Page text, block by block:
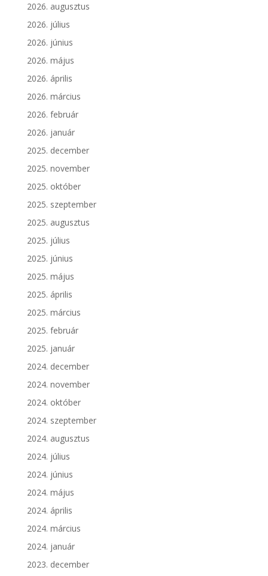
2026. augusztus
2026. július
2026. június
2026. május
2026. április
2026. március
2026. február
2026. január
2025. december
2025. november
2025. október
2025. szeptember
2025. augusztus
2025. július
2025. június
2025. május
2025. április
2025. március
2025. február
2025. január
2024. december
2024. november
2024. október
2024. szeptember
2024. augusztus
2024. július
2024. június
2024. május
2024. április
2024. március
2024. január
2023. december